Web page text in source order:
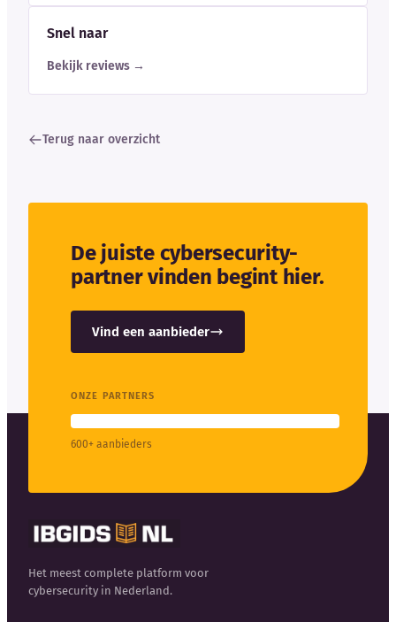
Snel naar
Bekijk reviews →
Terug naar overzicht
De juiste cybersecurity-
partner vinden begint hier.
Vind een aanbieder
ONZE PARTNERS
600+ aanbieders
Het meest complete platform voor
cybersecurity in Nederland.